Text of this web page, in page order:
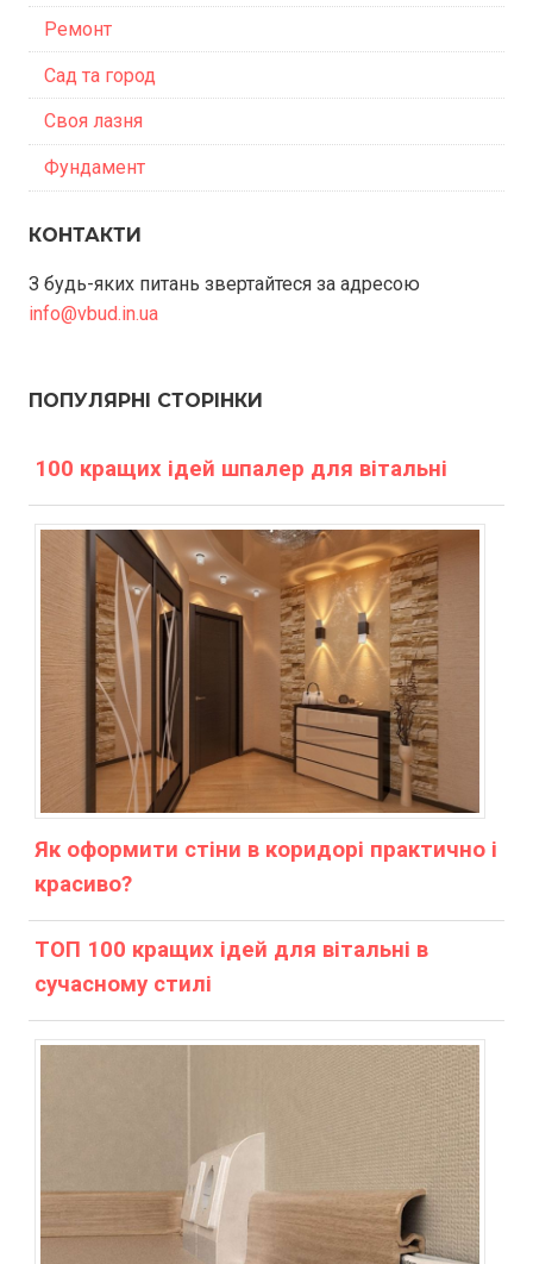
Ремонт
Сад та город
Своя лазня
Фундамент
КОНТАКТИ
З будь-яких питань звертайтеся за адресою
info@vbud.in.ua
ПОПУЛЯРНІ СТОРІНКИ
100 кращих ідей шпалер для вітальні
Як оформити стіни в коридорі практично і
красиво?
ТОП 100 кращих ідей для вітальні в
сучасному стилі